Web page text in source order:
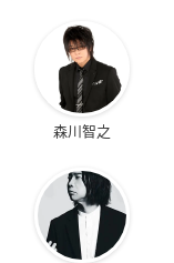
森川智之